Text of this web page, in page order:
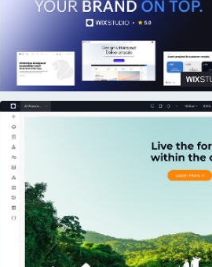
LAION